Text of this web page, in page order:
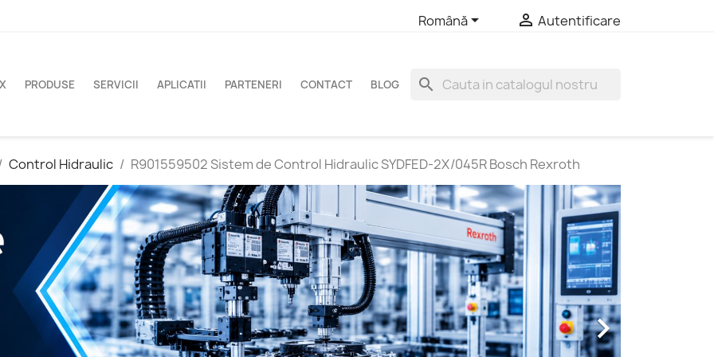
Română  Autentificare
search
PRODUSE SERVICII APLICATII PARTENERI CONTACT BLOG
Control Hidraulic R901559502 Sistem de Control Hidraulic SYDFED-2X/045R Bosch Rexroth
